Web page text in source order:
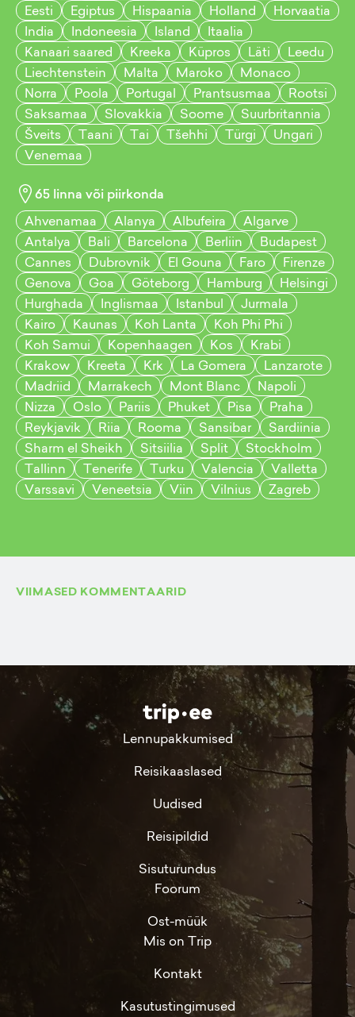
Eesti
Egiptus Hispaania Holland
Horvaatia
India
Indoneesia Island
Itaalia
Kanaari saared
Kreeka Küpros Läti
Leedu
Liechtenstein
Malta Maroko
Monaco
Norra
Poola Portugal Prantsusmaa
Rootsi
Saksamaa
Slovakkia Soome
Suurbritannia
Šveits
Taani Tai Tšehhi Türgi
Ungari
Venemaa
65 linna või piirkonda
Ahvenamaa
Alanya Albufeira
Algarve
Antalya
Bali Barcelona Berliin
Budapest
Cannes
Dubrovnik El Gouna Faro
Firenze
Genova
Goa Göteborg Hamburg
Helsingi
Hurghada
Inglismaa Istanbul
Jurmala
Kairo
Kaunas Koh Lanta
Koh Phi Phi
Koh Samui
Kopenhaagen Kos
Krabi
Krakow
Kreeta Krk La Gomera
Lanzarote
Madriid
Marrakech Mont Blanc
Napoli
Nizza
Oslo Pariis Phuket Pisa
Praha
Reykjavik
Riia Rooma Sansibar
Sardiinia
Sharm el Sheikh
Sitsiilia Split
Stockholm
Tallinn
Tenerife Turku Valencia
Valletta
Varssavi
Veneetsia Viin Vilnius Zagreb
VIIMASED KOMMENTAARID
Lennupakkumised
Reisikaaslased
Uudised
Reisipildid
Sisuturundus
Foorum
Ost-müük
Mis on Trip
Kontakt
Kasutustingimused